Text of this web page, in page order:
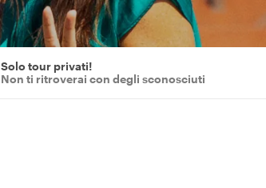
Solo tour privati!
Non ti ritroverai con degli sconosciuti